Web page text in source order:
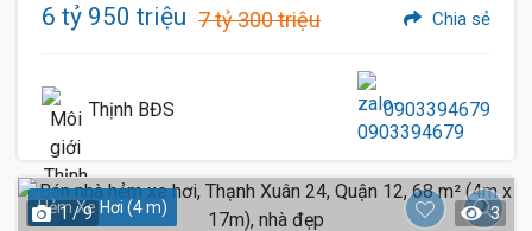
6 tỷ 950 triệu 7 tỷ 300 triệu Chia sẻ
Thịnh BĐS 0903394679
Hẻm Xe Hơi (4 m)
1 / 9 3